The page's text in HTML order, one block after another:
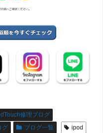
修理ブログ
グ
ブログ一覧
ipod